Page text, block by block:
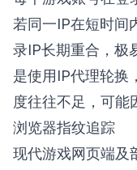
若同一IP在短时间
录IP长期重合，极
是使用IP代理轮换
度往往不足，可能
浏览器指纹追踪
现代游戏网页端及